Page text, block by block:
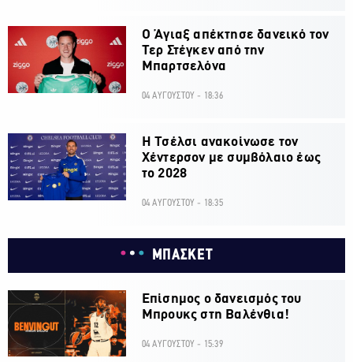
Ο Άγιαξ απέκτησε δανεικό τον
Τερ Στέγκεν από την
Μπαρτσελόνα
04 ΑΥΓΟΥΣΤΟΥ - 18:36
H Τσέλσι ανακοίνωσε τον
Χέντερσον με συμβόλαιο έως
το 2028
04 ΑΥΓΟΥΣΤΟΥ - 18:35
ΜΠΑΣΚΕΤ
Επίσημος ο δανεισμός του
Μπρουκς στη Βαλένθια!
04 ΑΥΓΟΥΣΤΟΥ - 15:39